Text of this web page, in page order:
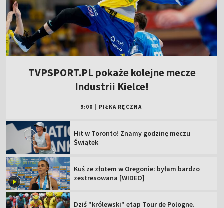
TVPSPORT.PL pokaże kolejne mecze
Industrii Kielce!
9:00 PIŁKA RĘCZNA
Hit w Toronto! Znamy godzinę meczu
Świątek
Kuś ze złotem w Oregonie: byłam bardzo
zestresowana [WIDEO]
Dziś "królewski" etap Tour de Pologne.